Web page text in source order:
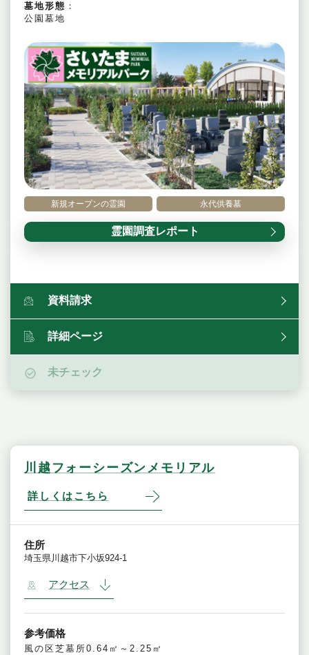
新規オープンの霊園 永代供養墓
霊園調査レポート
墓地形態 ：
公園墓地
資料請求
詳細ページ
未チェック
川越フォーシーズンメモリアル
詳しくはこちら
住所
埼玉県川越市下小坂924-1
アクセス
参考価格
風の区芝墓所0.64㎡～2.25㎡